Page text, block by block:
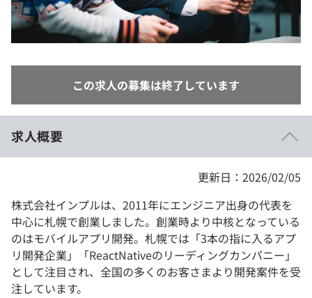
法人向けプラン
学校向けプラン
この求人の募集は終了しています
求人概要
更新日：2026/02/05
株式会社インプルは、2011年にエンジニア出身の代表を
中心に札幌で創業しました。創業時より中核となっている
のはモバイルアプリ開発。札幌では「3本の指に入るアプ
リ開発企業」「ReactNativeのリーディングカンパニー」
として注目され、全国の多くのお客さまより開発案件を受
注しています。